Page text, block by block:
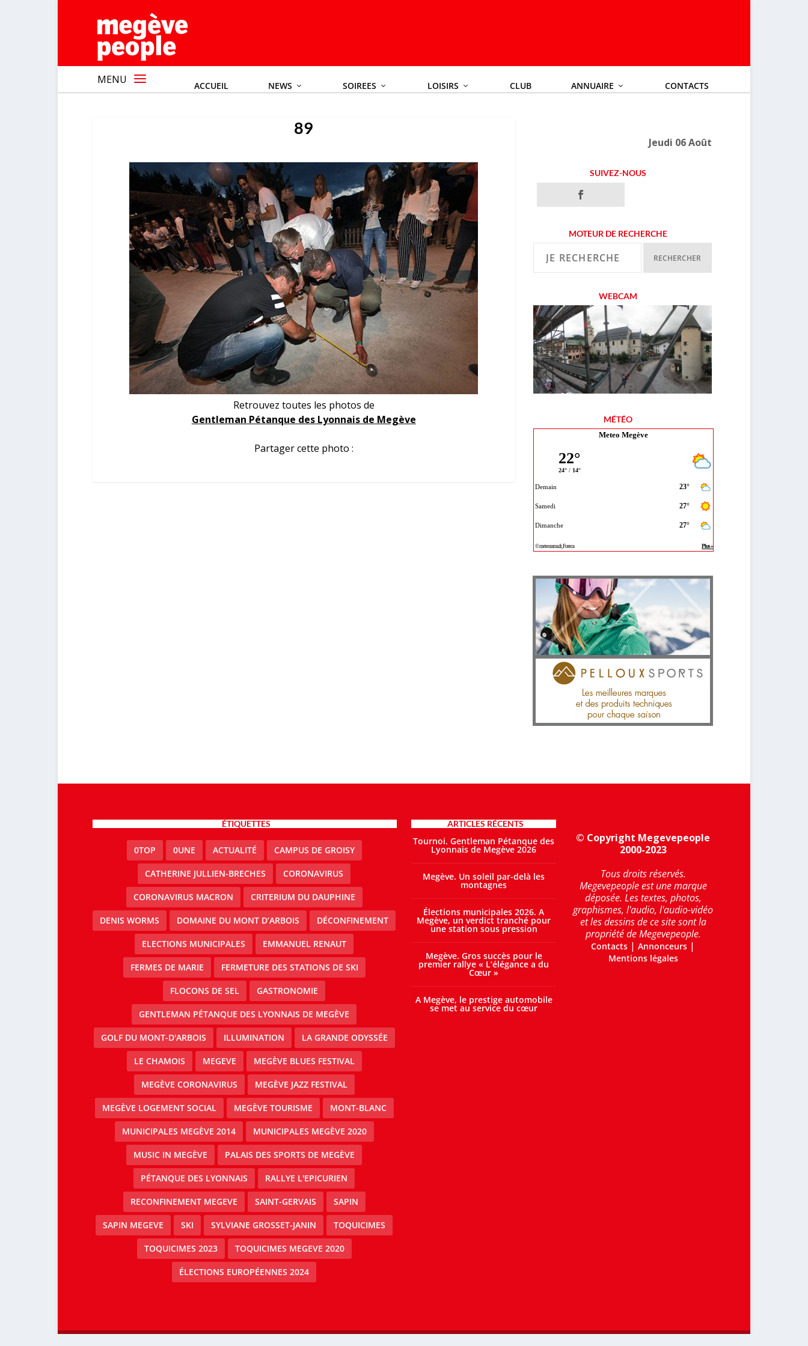
MENU ACCUEIL NEWS SOIREES LOISIRS CLUB ANNUAIRE CONTACTS
89
Retrouvez toutes les photos de
Gentleman Pétanque des Lyonnais de Megève
Partager cette photo :
Jeudi 06 Août
SUIVEZ-NOUS
MOTEUR DE RECHERCHE
WEBCAM
MÉTÉO
Meteo Megève
ÉTIQUETTES
0TOP 0UNE ACTUALITÉ CAMPUS DE GROISY
CATHERINE JULLIEN-BRECHES CORONAVIRUS
CORONAVIRUS MACRON CRITERIUM DU DAUPHINE
DENIS WORMS DOMAINE DU MONT D’ARBOIS DÉCONFINEMENT
ELECTIONS MUNICIPALES EMMANUEL RENAUT
FERMES DE MARIE FERMETURE DES STATIONS DE SKI
FLOCONS DE SEL GASTRONOMIE
GENTLEMAN PÉTANQUE DES LYONNAIS DE MEGÈVE
GOLF DU MONT-D'ARBOIS ILLUMINATION LA GRANDE ODYSSÉE
LE CHAMOIS MEGEVE MEGÈVE BLUES FESTIVAL
MEGÈVE CORONAVIRUS MEGÈVE JAZZ FESTIVAL
MEGÈVE LOGEMENT SOCIAL MEGÈVE TOURISME MONT-BLANC
MUNICIPALES MEGÈVE 2014 MUNICIPALES MEGÈVE 2020
MUSIC IN MEGÈVE PALAIS DES SPORTS DE MEGÈVE
PÉTANQUE DES LYONNAIS RALLYE L'EPICURIEN
RECONFINEMENT MEGEVE SAINT-GERVAIS SAPIN
SAPIN MEGEVE SKI SYLVIANE GROSSET-JANIN TOQUICIMES
TOQUICIMES 2023 TOQUICIMES MEGEVE 2020
ÉLECTIONS EUROPÉENNES 2024
ARTICLES RÉCENTS
Tournoi. Gentleman Pétanque des
Lyonnais de Megève 2026
Megève. Un soleil par-delà les
montagnes
Élections municipales 2026. A
Megève, un verdict tranché pour
une station sous pression
Megève. Gros succès pour le
premier rallye « L’élégance a du
Cœur »
A Megève, le prestige automobile
se met au service du cœur
© Copyright Megevepeople
2000-2023
Tous droits réservés.
Megevepeople est une marque
déposée. Les textes, photos,
graphismes, l'audio, l'audio-vidéo
et les dessins de ce site sont la
propriété de Megevepeople.
Contacts |Annonceurs |
Mentions légales